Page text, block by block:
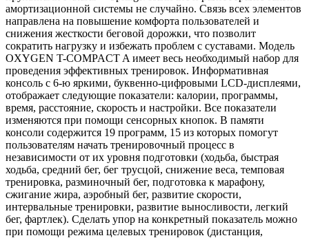
амортизационной системы не случайно. Связь всех элементов
направлена на повышение комфорта пользователей и
снижения жесткости беговой дорожки, что позволит
сократить нагрузку и избежать проблем с суставами. Модель
OXYGEN T-COMPACT A имеет весь необходимый набор для
проведения эффективных тренировок. Информативная
консоль с 6-ю яркими, буквенно-цифровыми LCD-дисплеями,
отображает следующие показатели: калории, программы,
время, расстояние, скорость и настройки. Все показатели
изменяются при помощи сенсорных кнопок. В памяти
консоли содержится 19 программ, 15 из которых помогут
пользователям начать тренировочный процесс в
независимости от их уровня подготовки (ходьба, быстрая
ходьба, средний бег, бег трусцой, снижение веса, темповая
тренировка, разминочный бег, подготовка к марафону,
сжигание жира, аэробный бег, развитие скорости,
интервальные тренировки, развитие выносливости, легкий
бег, фартлек). Сделать упор на конкретный показатель можно
при помощи режима целевых тренировок (дистанция,